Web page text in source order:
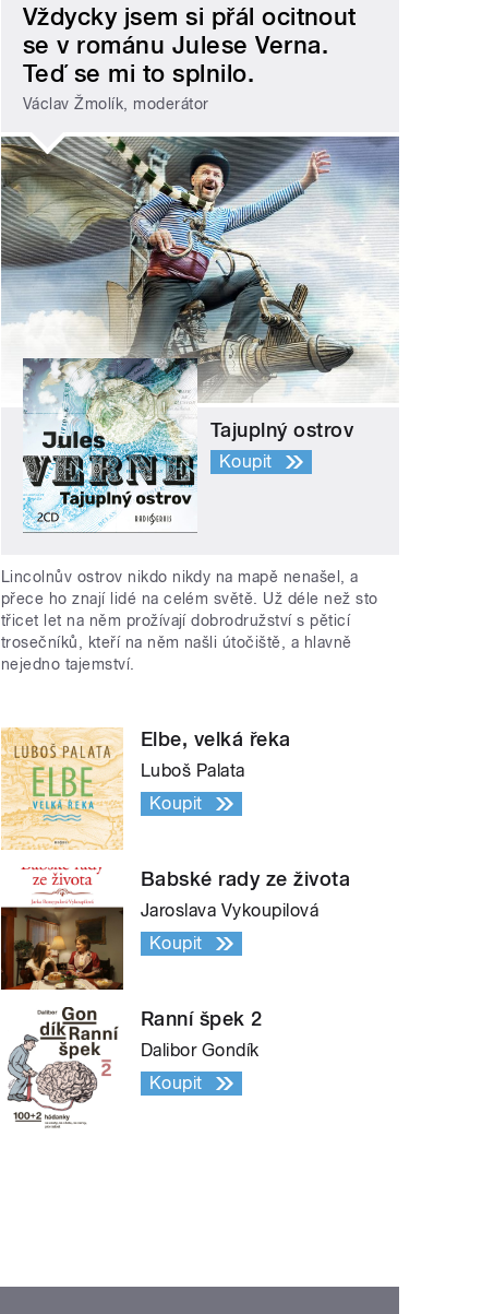
Vždycky jsem si přál ocitnout
se v románu Julese Verna.
Teď se mi to splnilo.
Václav Žmolík, moderátor
Tajuplný ostrov
Koupit
Lincolnův ostrov nikdo nikdy na mapě nenašel, a
přece ho znají lidé na celém světě. Už déle než sto
třicet let na něm prožívají dobrodružství s pěticí
trosečníků, kteří na něm našli útočiště, a hlavně
nejedno tajemství.
Elbe, velká řeka
Luboš Palata
Koupit
Babské rady ze života
Jaroslava Vykoupilová
Koupit
Ranní špek 2
Dalibor Gondík
Koupit